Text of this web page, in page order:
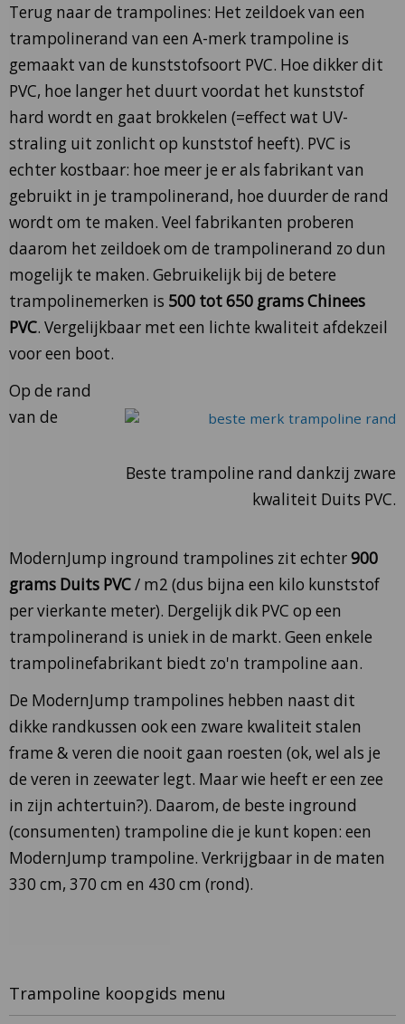
Terug naar de trampolines: Het zeildoek van een
trampolinerand van een A-merk trampoline is
gemaakt van de kunststofsoort PVC. Hoe dikker dit
PVC, hoe langer het duurt voordat het kunststof
hard wordt en gaat brokkelen (=effect wat UV-
straling uit zonlicht op kunststof heeft). PVC is
echter kostbaar: hoe meer je er als fabrikant van
gebruikt in je trampolinerand, hoe duurder de rand
wordt om te maken. Veel fabrikanten proberen
daarom het zeildoek om de trampolinerand zo dun
mogelijk te maken. Gebruikelijk bij de betere
trampolinemerken is 500 tot 650 grams Chinees
PVC. Vergelijkbaar met een lichte kwaliteit afdekzeil
voor een boot.
Beste trampoline rand dankzij zware
kwaliteit Duits PVC.
Op de rand
van de
ModernJump inground trampolines zit echter900
grams Duits PVC/ m2 (dus bijna een kilo kunststof
per vierkante meter). Dergelijk dik PVC op een
trampolinerand is uniek in de markt. Geen enkele
trampolinefabrikant biedt zo'n trampoline aan.
De ModernJump trampolines hebben naast dit
dikke randkussen ook een zware kwaliteit stalen
frame & veren die nooit gaan roesten (ok, wel als je
de veren in zeewater legt. Maar wie heeft er een zee
in zijn achtertuin?). Daarom, de beste inground
(consumenten) trampoline die je kunt kopen: een
ModernJump trampoline. Verkrijgbaar in de maten
330 cm, 370 cm en 430 cm (rond).
Trampoline koopgids menu